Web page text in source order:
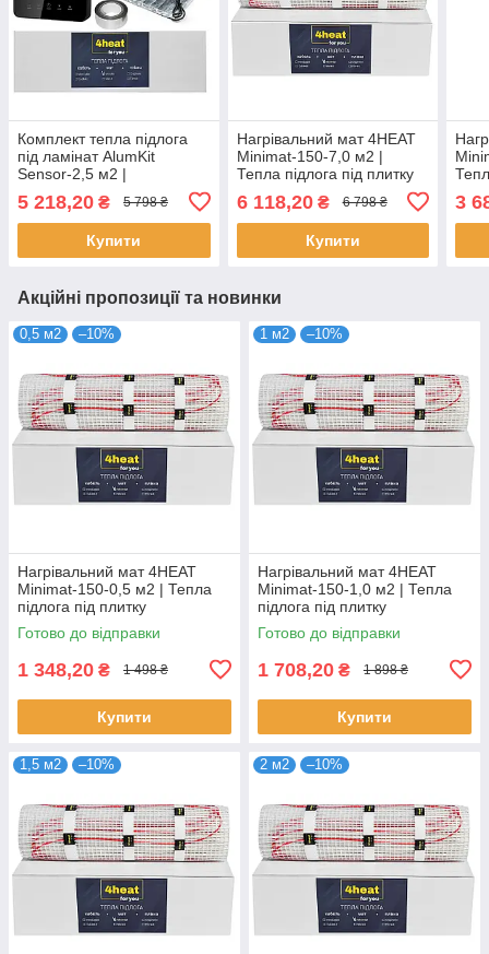
Комплект тепла підлога
під ламінат AlumKit
Sensor-2,5 м2 |
Сенсорний
терморегулятор 4HEAT
5 218,20 ₴ 5 798 ₴
Купити
Нагрівальний мат 4HEAT
Minimat-150-7,0 м2 |
Тепла підлога під плитку
6 118,20₴ 6 798 ₴
Купити
3
Акційні пропозиції та новинки
0,5 м2 –10%
Нагрівальний мат 4HEAT
Minimat-150-0,5 м2 | Тепла
підлога під плитку
Готово до відправки
1 348,20 ₴ 1 498 ₴
Купити
1 м2 –10%
Нагрівальний мат 4HEAT
Minimat-150-1,0 м2 | Тепла
підлога під плитку
Готово до відправки
1 708,20 ₴ 1 898 ₴
Купити
1,5 м2 –10% 2 м2 –10%